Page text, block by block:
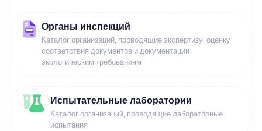
Органы инспекций
Каталог организаций, проводящие экспертизу, оценку
соответствия документов и документации
экологическим требованиям
Испытательные лаборатории
Каталог организаций, проводящие лабораторные
испытания